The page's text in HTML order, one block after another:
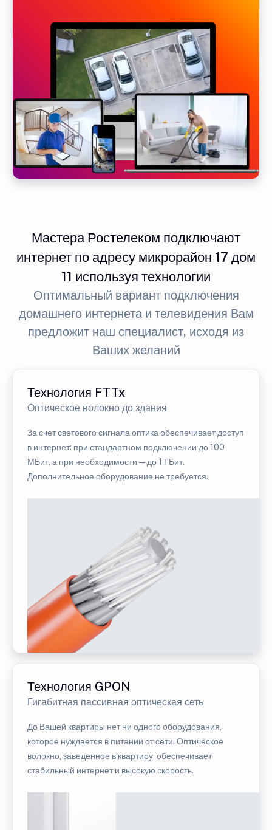
Мастера Ростелеком подключают
интернет по адресу микрорайон 17 дом
11 используя технологии
Оптимальный вариант подключения
домашнего интернета и телевидения Вам
предложит наш специалист, исходя из
Ваших желаний
Технология FTTx
Оптическое волокно до здания
За счет светового сигнала оптика обеспечивает доступ
в интернет: при стандартном подключении до 100
МБит, а при необходимости — до 1 ГБит.
Дополнительное оборудование не требуется.
Технология GPON
Гигабитная пассивная оптическая сеть
До Вашей квартиры нет ни одного оборудования,
которое нуждается в питании от сети. Оптическое
волокно, заведенное в квартиру, обеспечивает
стабильный интернет и высокую скорость.